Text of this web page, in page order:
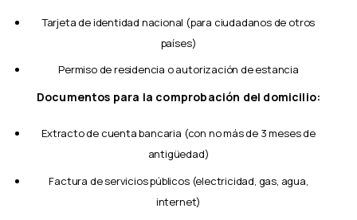
Tarjeta de identidad nacional (para ciudadanos de otros
países)
Permiso de residencia o autorización de estancia
Documentos para la comprobación del domicilio:
Extracto de cuenta bancaria (con no más de 3 meses de
antigüedad)
Factura de servicios públicos (electricidad, gas, agua,
internet)